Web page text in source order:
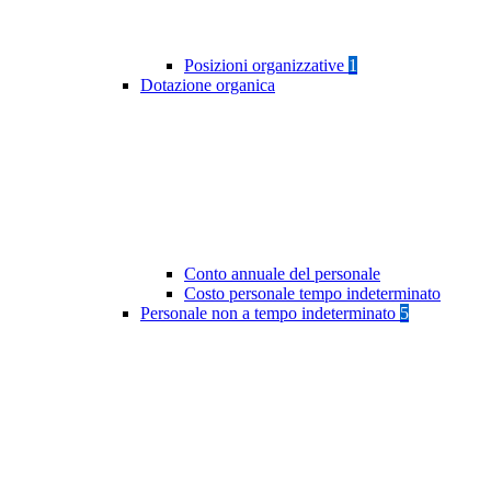
Posizioni organizzative 1
Dotazione organica
Conto annuale del personale
Costo personale tempo indeterminato
Personale non a tempo indeterminato 5